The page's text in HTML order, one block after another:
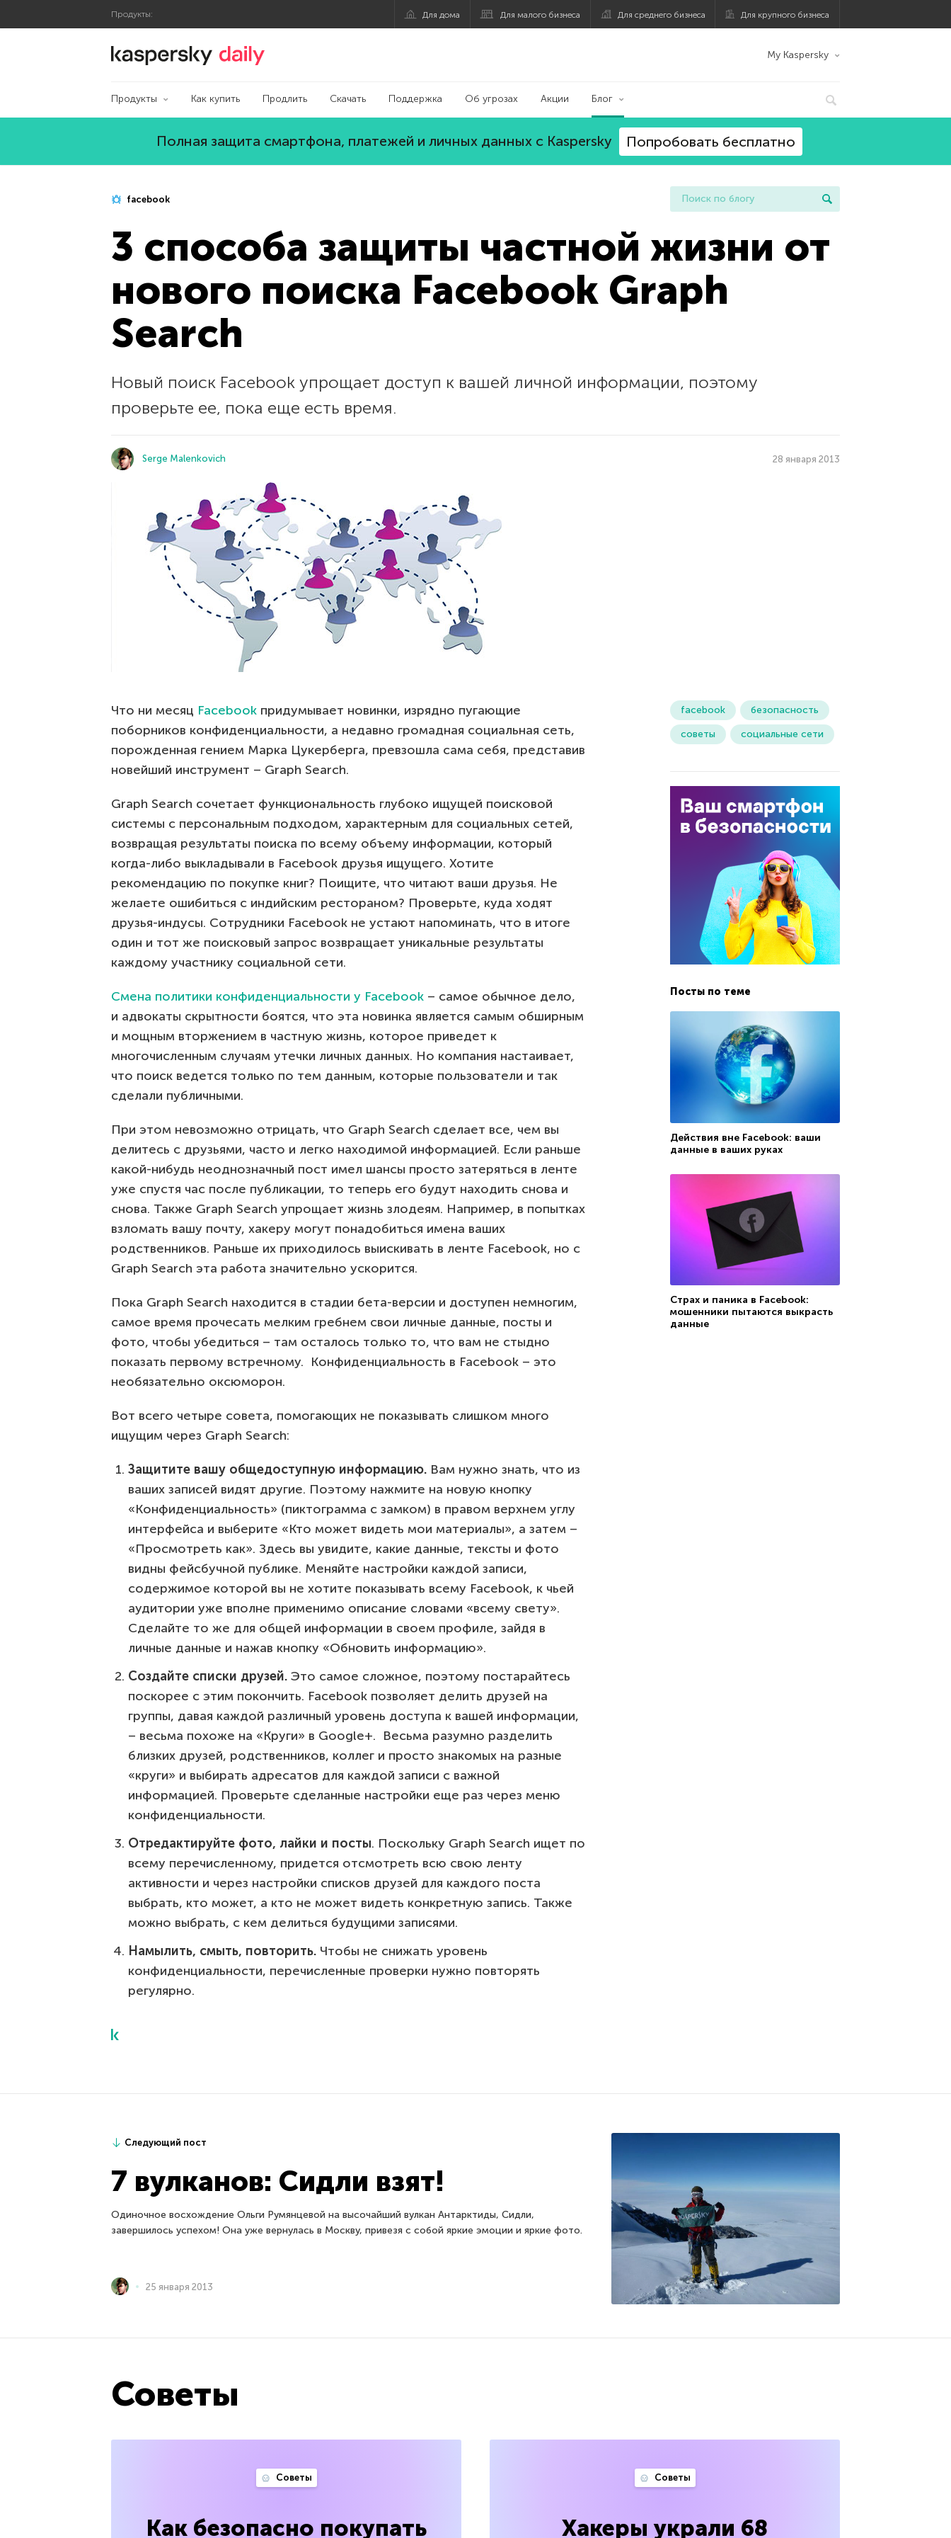
Продукты: Для дома Для малого бизнеса Для среднего бизнеса Для крупного бизнеса
Блог Касперского My Kaspersky
Продукты Как купить Продлить Скачать Поддержка Об угрозах Акции Блог
Полная защита смартфона, платежей и личных данных с Kaspersky Попробовать бесплатно
facebook
3 способа защиты частной жизни от
нового поиска Facebook Graph
Search
Новый поиск Facebook упрощает доступ к вашей личной информации, поэтому
проверьте ее, пока еще есть время.
Serge Malenkovich 28 января 2013
Что ни месяц Facebook придумывает новинки, изрядно пугающие
поборников конфиденциальности, а недавно громадная социальная сеть,
порожденная гением Марка Цукерберга, превзошла сама себя, представив
новейший инструмент – Graph Search.
Graph Search сочетает функциональность глубоко ищущей поисковой
системы с персональным подходом, характерным для социальных сетей,
возвращая результаты поиска по всему объему информации, который
когда-либо выкладывали в Facebook друзья ищущего. Хотите
рекомендацию по покупке книг? Поищите, что читают ваши друзья. Не
желаете ошибиться с индийским рестораном? Проверьте, куда ходят
друзья-индусы. Сотрудники Facebook не устают напоминать, что в итоге
один и тот же поисковый запрос возвращает уникальные результаты
каждому участнику социальной сети.
Смена политики конфиденциальности у Facebook – самое обычное дело,
и адвокаты скрытности боятся, что эта новинка является самым обширным
и мощным вторжением в частную жизнь, которое приведет к
многочисленным случаям утечки личных данных. Но компания настаивает,
что поиск ведется только по тем данным, которые пользователи и так
сделали публичными.
При этом невозможно отрицать, что Graph Search сделает все, чем вы
делитесь с друзьями, часто и легко находимой информацией. Если раньше
какой-нибудь неоднозначный пост имел шансы просто затеряться в ленте
уже спустя час после публикации, то теперь его будут находить снова и
снова. Также Graph Search упрощает жизнь злодеям. Например, в попытках
взломать вашу почту, хакеру могут понадобиться имена ваших
родственников. Раньше их приходилось выискивать в ленте Facebook, но с
Graph Search эта работа значительно ускорится.
Пока Graph Search находится в стадии бета-версии и доступен немногим,
самое время прочесать мелким гребнем свои личные данные, посты и
фото, чтобы убедиться – там осталось только то, что вам не стыдно
показать первому встречному. Конфиденциальность в Facebook – это
необязательно оксюморон.
Вот всего четыре совета, помогающих не показывать слишком много
ищущим через Graph Search:
Защитите вашу общедоступную информацию. Вам нужно знать, что из
ваших записей видят другие. Поэтому нажмите на новую кнопку
«Конфиденциальность» (пиктограмма с замком) в правом верхнем углу
интерфейса и выберите «Кто может видеть мои материалы», а затем –
«Просмотреть как». Здесь вы увидите, какие данные, тексты и фото
видны фейсбучной публике. Меняйте настройки каждой записи,
содержимое которой вы не хотите показывать всему Facebook, к чьей
аудитории уже вполне применимо описание словами «всему свету».
Сделайте то же для общей информации в своем профиле, зайдя в
личные данные и нажав кнопку «Обновить информацию».
Создайте списки друзей. Это самое сложное, поэтому постарайтесь
поскорее с этим покончить. Facebook позволяет делить друзей на
группы, давая каждой различный уровень доступа к вашей информации,
– весьма похоже на «Круги» в Google+. Весьма разумно разделить
близких друзей, родственников, коллег и просто знакомых на разные
«круги» и выбирать адресатов для каждой записи с важной
информацией. Проверьте сделанные настройки еще раз через меню
конфиденциальности.
Отредактируйте фото, лайки и посты. Поскольку Graph Search ищет по
всему перечисленному, придется отсмотреть всю свою ленту
активности и через настройки списков друзей для каждого поста
выбрать, кто может, а кто не может видеть конкретную запись. Также
можно выбрать, с кем делиться будущими записями.
Намылить, смыть, повторить. Чтобы не снижать уровень
конфиденциальности, перечисленные проверки нужно повторять
регулярно.
facebook
безопасность
советы
социальные сети
Посты по теме
Действия вне Facebook: ваши
данные в ваших руках
Страх и паника в Facebook:
мошенники пытаются выкрасть
данные
Следующий пост
7 вулканов: Сидли взят!
Одиночное восхождение Ольги Румянцевой на высочайший вулкан Антарктиды, Сидли,
завершилось успехом! Она уже вернулась в Москву, привезя с собой яркие эмоции и яркие фото.
25 января 2013
Советы
Советы
Как безопасно покупать
Советы
Хакеры украли 68